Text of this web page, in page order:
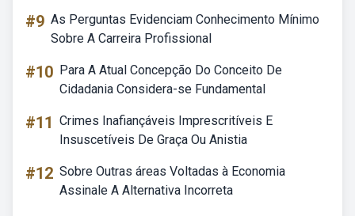
#9 As Perguntas Evidenciam Conhecimento Mínimo
Sobre A Carreira Profissional
#10 Para A Atual Concepção Do Conceito De
Cidadania Considera-se Fundamental
#11 Crimes Inafiançáveis Imprescritíveis E
Insuscetíveis De Graça Ou Anistia
#12 Sobre Outras áreas Voltadas à Economia
Assinale A Alternativa Incorreta